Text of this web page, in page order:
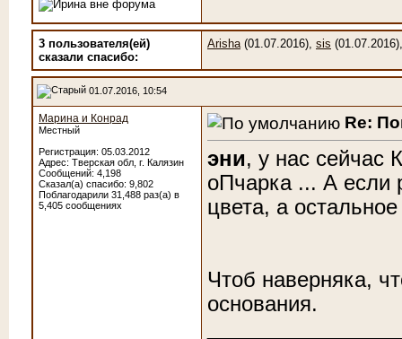
3 пользователя(ей)
сказали cпасибо:
Arisha(01.07.2016), sis
01.07.2016, 10:54
Марина и Конрад
Местный
Регистрация: 05.03.2012
Адрес: Тверская обл, г. Калязин
Сообщений: 4,198
Сказал(а) спасибо: 9,802
Поблагодарили 31,488 раз(а) в
5,405 сообщениях
Re:
эни, у нас сейчас
оПчарка ... А если
цвета, а
Чтоб наверняка,
основания.